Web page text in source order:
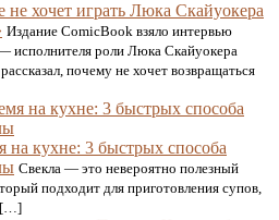
хочет играть Люка Скайуокера
Издание ComicBook взяло интервью
исполнителя роли Люка Скайуокера
почему не хочет возвращаться
на кухне: 3 быстрых способа
Свекла — это невероятно полезный
подходит для приготовления супов,
[…]